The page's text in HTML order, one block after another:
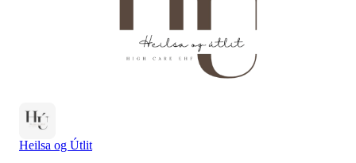
Heilsa og Útlit